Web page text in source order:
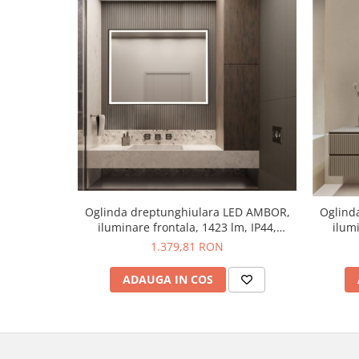
Oglinda dreptunghiulara LED AMBOR,
iluminare frontala, 1423 lm, IP44,
intrerupator touch, functie dezaburire,
1.379,81 RON
ADAUGA IN COS